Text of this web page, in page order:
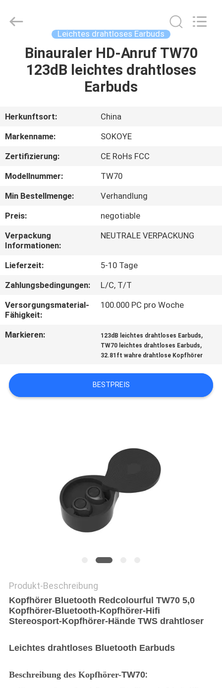
HAUS
ÜBER
UNS
FABRIK-
AUSFLUG
QUALITÄTSKONTROLLE
TRETEN
SIE
MIT
IN
VERBINDUNG
FÄLLE
Electronic
Co.,Ltd.
Leichtes drahtloses Earbuds
Binauraler HD-Anruf TW70
123dB leichtes drahtloses
Earbuds
Herkunftsort:
China
Markenname:
SOKOYE
Zertifizierung:
CE RoHs FCC
Modellnummer:
TW70
Min Bestellmenge:
Verhandlung
Preis:
negotiable
Verpackung
Informationen:
NEUTRALE VERPACKUNG
Lieferzeit:
5-10 Tage
Zahlungsbedingungen:
L/C, T/T
Versorgungsmaterial-
Fähigkeit:
100.000 PC pro Woche
Markieren: 123dB leichtes drahtloses Earbuds,
TW70 leichtes drahtloses Earbuds,
32.81ft wahre drahtlose Kopfhörer
BESTPREIS
Produkt-Beschreibung
Kopfhörer Bluetooth Redcolourful TW70 5,0
Kopfhörer-Bluetooth-Kopfhörer-Hifi
Stereosport-Kopfhörer-Hände TWS drahtloser
Leichtes drahtloses Bluetooth Earbuds
Beschreibungdes Kopfhörer-TW70: